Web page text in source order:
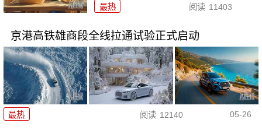
最热 阅读 11403
京港高铁雄商段全线拉通试验正式启动
最热 阅读 12140 05-26